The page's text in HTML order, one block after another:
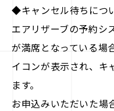
◆キャンセル待ちにつ
エアリザーブの予約シ
が満席となっている場
イコンが表示され、キ
ます。
お申込みいただいた場